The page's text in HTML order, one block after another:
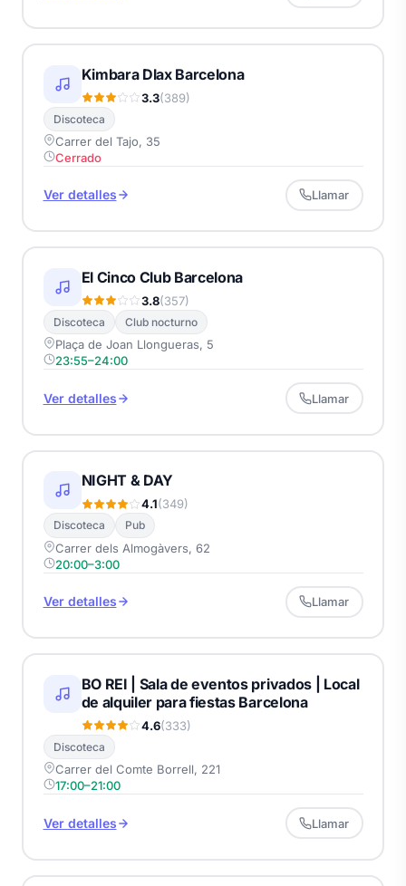
Kimbara Dlax Barcelona
3.3(389)
Discoteca
Carrer del Tajo, 35
Cerrado
Ver detalles Llamar
El Cinco Club Barcelona
3.8(357)
Discoteca Club nocturno
Plaça de Joan Llongueras, 5
23:55–24:00
Ver detalles Llamar
NIGHT & DAY
4.1(349)
Discoteca Pub
Carrer dels Almogàvers, 62
20:00–3:00
Ver detalles Llamar
BO REI | Sala de eventos privados | Local
de alquiler para fiestas Barcelona
4.6(333)
Discoteca
Carrer del Comte Borrell, 221
17:00–21:00
Ver detalles Llamar